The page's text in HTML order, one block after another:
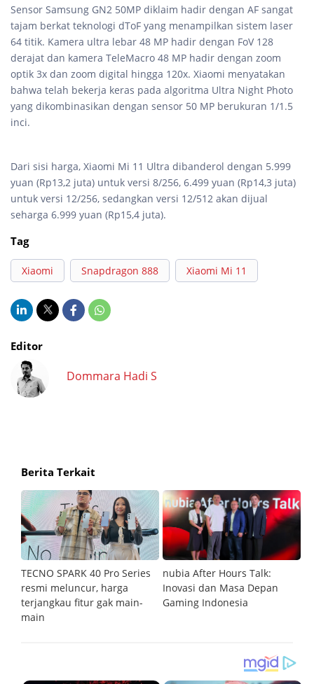
Sensor Samsung GN2 50MP diklaim hadir dengan AF sangat
tajam berkat teknologi dToF yang menampilkan sistem laser
64 titik. Kamera ultra lebar 48 MP hadir dengan FoV 128
derajat dan kamera TeleMacro 48 MP hadir dengan zoom
optik 3x dan zoom digital hingga 120x. Xiaomi menyatakan
bahwa telah bekerja keras pada algoritma Ultra Night Photo
yang dikombinasikan dengan sensor 50 MP berukuran 1/1.5
inci.
Dari sisi harga, Xiaomi Mi 11 Ultra dibanderol dengan 5.999
yuan (Rp13,2 juta) untuk versi 8/256, 6.499 yuan (Rp14,3 juta)
untuk versi 12/256, sedangkan versi 12/512 akan dijual
seharga 6.999 yuan (Rp15,4 juta).
Tag
Xiaomi Snapdragon 888 Xiaomi Mi 11
Editor
Dommara Hadi S
Berita Terkait
TECNO SPARK 40 Pro Series
resmi meluncur, harga
terjangkau fitur gak main-
main
nubia After Hours Talk:
Inovasi dan Masa Depan
Gaming Indonesia